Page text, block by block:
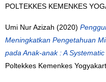
POLTEKKES KEMENKES
Umi Nur Azizah (2020)
Meningkatkan Pengetahuan
pada Anak-anak : A
Poltekkes Kemenkes